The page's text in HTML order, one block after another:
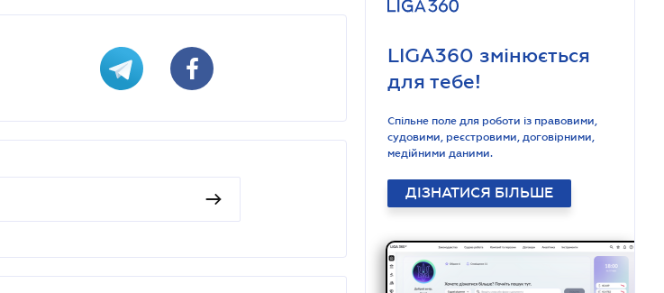
LIGA360 змінюється
для тебе!
Спільне поле для роботи із правовими,
судовими, реєстровими, договірними,
медійними даними.
ДІЗНАТИСЯ БІЛЬШЕ